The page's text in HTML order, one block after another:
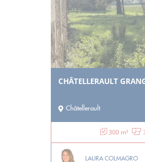
CHÂTELLERAULT
Châtellerault
300 m²
LAURA COLMAGRO